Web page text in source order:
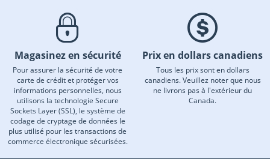
Magasinez en sécurité
Pour assurer la sécurité de votre
carte de crédit et protéger vos
informations personnelles, nous
utilisons la technologie Secure
Sockets Layer (SSL), le système de
codage de cryptage de données le
plus utilisé pour les transactions de
commerce électronique sécurisées.
Prix en dollars canadiens
Tous les prix sont en dollars
canadiens. Veuillez noter que nous
ne livrons pas à l'extérieur du
Canada.